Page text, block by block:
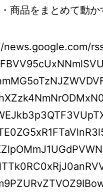
商品をまとめて動か
news.google.com/